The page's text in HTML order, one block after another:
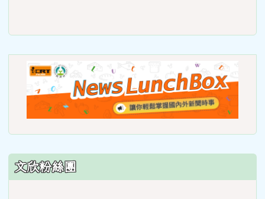
to
文欣粉絲團